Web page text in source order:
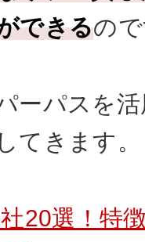
できるの
ーパスを
てきます。
20選！特